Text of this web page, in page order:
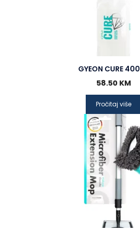
GYEON CURE
58.50 KM
Pročitaj više